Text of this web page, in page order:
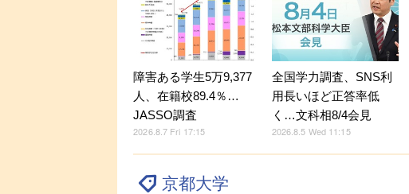
障害ある学生5万9,377
人、在籍校89.4％…
JASSO調査
2026.8.7 Fri 17:15
全国学力調査、SNS利
用長いほど正答率低
く…文科相8/4会見
2026.8.5 Wed 11:15
京都大学